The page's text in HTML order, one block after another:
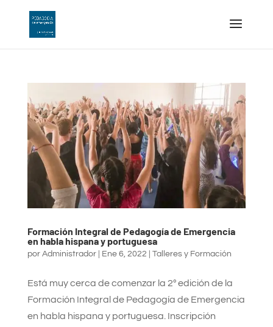
Formación Integral de Pedagogía de Emergencia
en habla hispana y portuguesa
por Administrador| Ene 6, 2022 Talleres y Formación
Está muy cerca de comenzar la 2º edición de la
Formación Integral de Pedagogía de Emergencia
en habla hispana y portuguesa. Inscripción